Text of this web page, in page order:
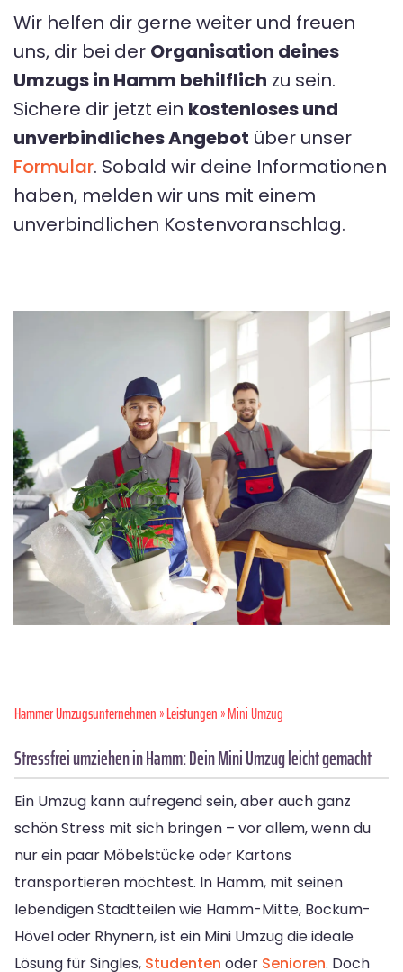
Wir helfen dir gerne weiter und freuen
uns, dir bei der Organisation deines
Umzugs in Hamm behilflich zu sein.
Sichere dir jetzt ein kostenloses und
unverbindliches Angebot über unser
Formular. Sobald wir deine Informationen
haben, melden wir uns mit einem
unverbindlichen Kostenvoranschlag.
Hammer Umzugsunternehmen»Leistungen» Mini Umzug
Stressfrei umziehen in Hamm: Dein Mini Umzug leicht gemacht
Ein Umzug kann aufregend sein, aber auch ganz
schön Stress mit sich bringen – vor allem, wenn du
nur ein paar Möbelstücke oder Kartons
transportieren möchtest. In Hamm, mit seinen
lebendigen Stadtteilen wie Hamm-Mitte, Bockum-
Hövel oder Rhynern, ist ein Mini Umzug die ideale
Lösung für Singles, Studenten oder Senioren. Doch